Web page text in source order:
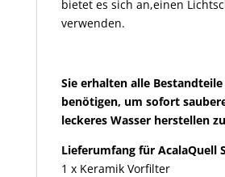
bietet es sich an,einen
verwenden.
Sie erhalten alle Bestandteile
benötigen, um sofort
leckeres Wasser herstellen
Lieferumfang für AcalaQuell
1 x Keramik Vorfilter